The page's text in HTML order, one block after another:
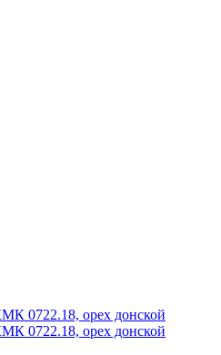
0722.18, орех донской
0722.18, орех донской